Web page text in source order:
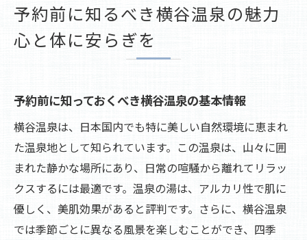
予約前に知るべき横谷温泉の魅力
心と体に安らぎを
予約前に知っておくべき横谷温泉の基本情報
横谷温泉は、日本国内でも特に美しい自然環境に恵まれ
た温泉地として知られています。この温泉は、山々に囲
まれた静かな場所にあり、日常の喧騒から離れてリラッ
クスするには最適です。温泉の湯は、アルカリ性で肌に
優しく、美肌効果があると評判です。さらに、横谷温泉
では季節ごとに異なる風景を楽しむことができ、四季